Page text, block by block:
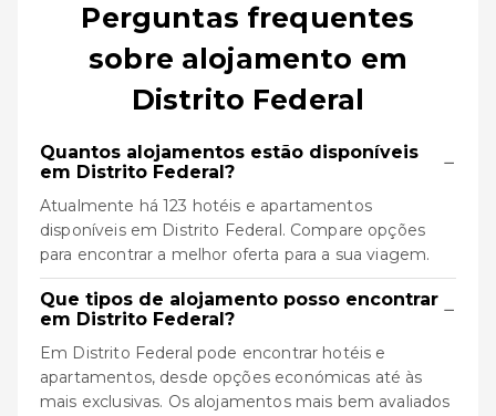
Perguntas frequentes
sobre alojamento em
Distrito Federal
Quantos alojamentos estão disponíveis
em Distrito Federal?
−
Atualmente há 123 hotéis e apartamentos
disponíveis em Distrito Federal. Compare opções
para encontrar a melhor oferta para a sua viagem.
Que tipos de alojamento posso encontrar
em Distrito Federal?
−
Em Distrito Federal pode encontrar hotéis e
apartamentos, desde opções económicas até às
mais exclusivas. Os alojamentos mais bem avaliados